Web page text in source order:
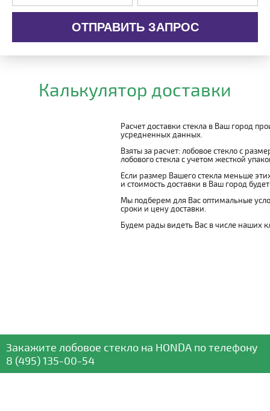
ОТПРАВИТЬ ЗАПРОС
Калькулятор доставки
Расчет доставки стекла в Ваш город
усредненных данных.
Взяты за расчет: лобовое стекло с
лобового стекла с учетом жесткой
Если размер Вашего стекла меньше
и стоимость доставки в Ваш город
Мы подберем для Вас оптимальные
сроки и цену доставки.
Будем рады видеть Вас в числе наших
Закажите лобовое стекло на HONDA по телефону
8 (495) 135-00-54